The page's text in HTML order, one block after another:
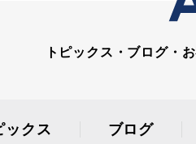
トピックス・ブログ・
ックス ブログ